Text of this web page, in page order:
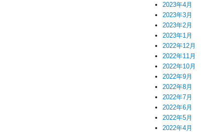
2023年4月
2023年3月
2023年2月
2023年1月
2022年12月
2022年11月
2022年10月
2022年9月
2022年8月
2022年7月
2022年6月
2022年5月
2022年4月